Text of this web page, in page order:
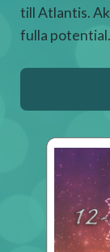
till Atlantis.
fulla potential.